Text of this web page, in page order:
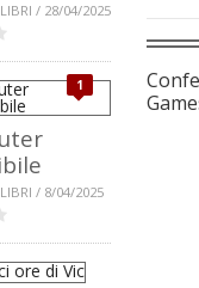
/ 28/04/2025
1
/ 8/04/2025